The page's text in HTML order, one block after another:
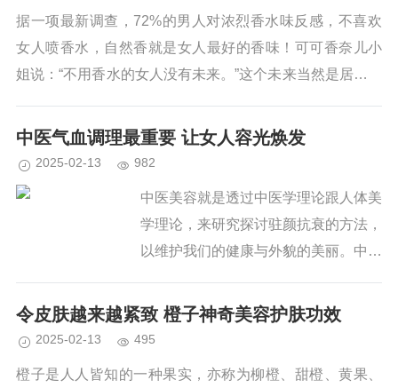
据一项最新调查，72%的男人对浓烈香水味反感，不喜欢
女人喷香水，自然香就是女人最好的香味！可可香奈儿小
姐说：“不用香水的女人没有未来。”这个未来当然是居于女
中医气血调理最重要 让女人容光焕发
2025-02-13 982
中医美容就是透过中医学理论跟人体美
学理论，来研究探讨驻颜抗衰的方法，
以维护我们的健康与外貌的美丽。中医
发、身体、四肢等全身的美化，其实际
令皮肤越来越紧致 橙子神奇美容护肤功效
2025-02-13 495
橙子是人人皆知的一种果实，亦称为柳橙、甜橙、黄果、